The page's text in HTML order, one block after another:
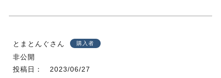
とまとんぐ 購入者
非公開
投稿日
2023/06/27